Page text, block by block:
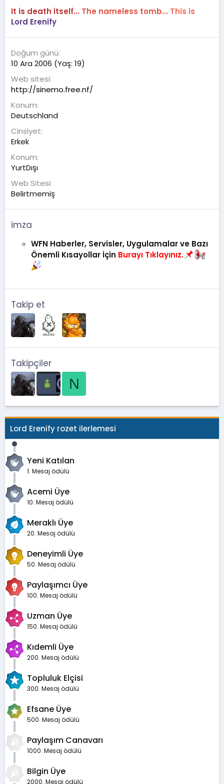
It is death itself... The nameless tomb... This is
Lord Erenify
Doğum günü
10 Ara 2006 (Yaş: 19)
Web sitesi
http://sinemo.free.nf/
Konum
Deutschland
Cinsiyet
Erkek
Konum
YurtDışı
Web Sitesi
Belirtmemiş
imza
WFN Haberler, Servisler, Uygulamalar ve Bazı
Önemli Kısayollar İçin Burayı Tıklayınız.
Takip et
Takipçiler
N
Lord Erenify rozet ilerlemesi
Yeni Katılan
1. Mesaj ödülü
Acemi Üye
10. Mesaj ödülü
Meraklı Üye
20. Mesaj ödülü
Deneyimli Üye
50. Mesaj ödülü
Paylaşımcı Üye
100. Mesaj ödülü
Uzman Üye
150. Mesaj ödülü
Kıdemli Üye
200. Mesaj ödülü
Topluluk Elçisi
300. Mesaj ödülü
Efsane Üye
500. Mesaj ödülü
Paylaşım Canavarı
1000. Mesaj ödülü
Bilgin Üye
2000. Mesaj ödülü